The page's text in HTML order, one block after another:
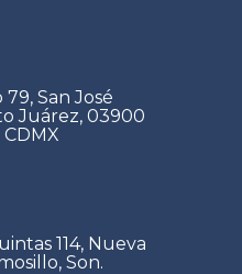
San José
Juárez, 03900
114, Nueva
Son.